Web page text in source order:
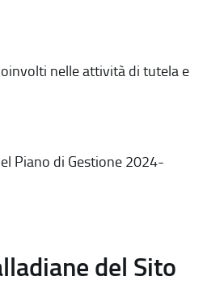
nelle attività di tutela e
Piano di Gestione 2024-
del Sito